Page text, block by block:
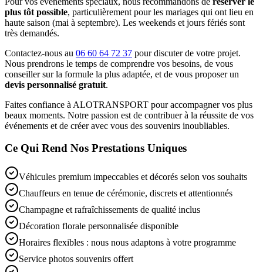
plus tôt possible, particulièrement pour les mariages qui ont lieu en
haute saison (mai à septembre). Les weekends et jours fériés sont
très demandés.
Contactez-nous au 06 60 64 72 37 pour discuter de votre projet.
Nous prendrons le temps de comprendre vos besoins, de vous
conseiller sur la formule la plus adaptée, et de vous proposer un
devis personnalisé gratuit.
Faites confiance à ALOTRANSPORT pour accompagner vos plus
beaux moments. Notre passion est de contribuer à la réussite de vos
événements et de créer avec vous des souvenirs inoubliables.
Ce Qui Rend Nos Prestations Uniques
Véhicules premium impeccables et décorés selon vos souhaits
Chauffeurs en tenue de cérémonie, discrets et attentionnés
Champagne et rafraîchissements de qualité inclus
Décoration florale personnalisée disponible
Horaires flexibles : nous nous adaptons à votre programme
Service photos souvenirs offert